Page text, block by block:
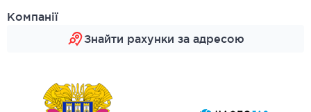
Компанії
Знайти рахунки за адресою